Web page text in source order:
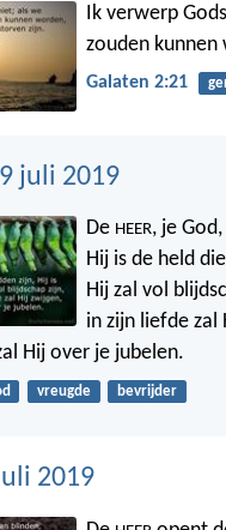
Ik verwerp
zouden kunnen
Galaten 2:21
juli 2019
De HEER, je
Hij is de held
Hij zal vol
in zijn liefde zal
Hij over je jubelen.
vreugde bevrijder
2019